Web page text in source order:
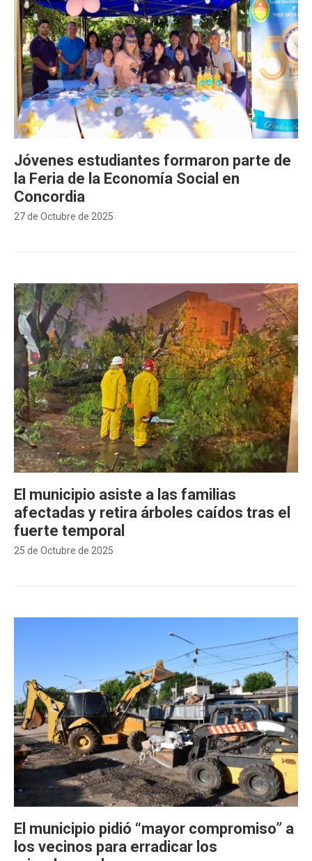
27 de Octubre de 2025
Jóvenes estudiantes formaron parte de
la Feria de la Economía Social en
Concordia
25 de Octubre de 2025
El municipio asiste a las familias
afectadas y retira árboles caídos tras el
fuerte temporal
El municipio pidió “mayor compromiso” a
los vecinos para erradicar los